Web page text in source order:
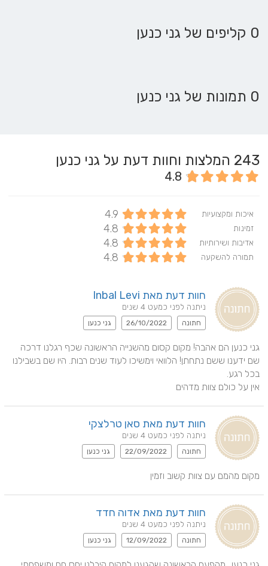
0 קליפים של גני כנען
0 תמונות של גני כנען
243 המלצות וחוות דעת על גני כנען
4.8
איכות ומקצועיות 4.9
זמינות 4.8
אדיבות ושירותיות 4.8
תמורה להשקעה 4.8
חוות דעת מאת Inbal Levi
ניתנה לפני כמעט 4 שנים
חתונה 26/10/2022 גני כנען
אין על כולם צוות מדהים
חוות דעת מאת סאן טרלצקי
ניתנה לפני כמעט 4 שנים
חתונה 22/09/2022 גני כנען
מקום מהמם עם צוות קשוב וזמין
חוות דעת מאת אדוה חדד
ניתנה לפני כמעט 4 שנים
חתונה 12/09/2022 גני כנען